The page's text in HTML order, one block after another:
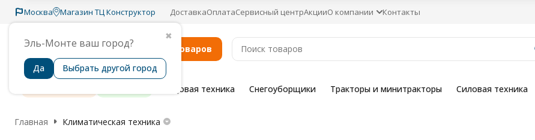
Москва
✖
Эль-Монте ваш город?
Да Выбрать другой город
Магазин ТЦ Конструктор ДоставкаОплатаСервисный центрАкцииО компании Контакты
Каталог товаров
Садовая техника Снегоуборщики Тракторы и минитракторы Силовая техника
Главная Климатическая техника